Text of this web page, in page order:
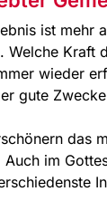
ist mehr
Welche Kraft
wieder
gute
das
Auch im